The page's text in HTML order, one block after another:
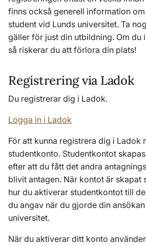
finns också generell information
student vid Lunds universitet. Ta
gäller för just din utbildning. Om du
så riskerar du att förlora din plats!
Registrering via Ladok
Du registrerar dig i Ladok.
Logga in i Ladok
För att kunna registrera dig i Ladok
studentkonto. Studentkontot
efter att du fått det andra
blivit antagen. När kontot är skapat
hur du aktiverar studentkontot till
du angav när du gjorde din
universitet.
När du aktiverar ditt konto